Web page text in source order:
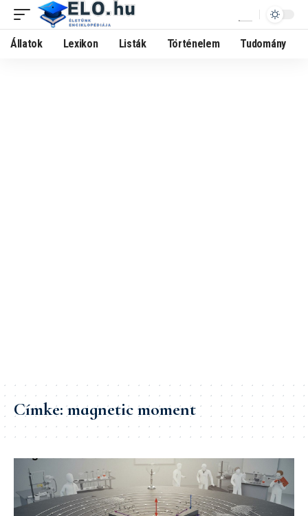
Állatok Lexikon Listák Történelem Tudomány
Címke:magnetic moment